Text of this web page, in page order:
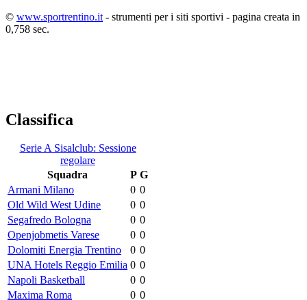
© www.sportrentino.it - strumenti per i siti sportivi - pagina creata in
0,758 sec.
Classifica
Serie A Sisalclub: Sessione
regolare
Squadra
P G
Armani Milano
0 0
Old Wild West Udine
0 0
Segafredo Bologna
0 0
Openjobmetis Varese
0 0
Dolomiti Energia Trentino
0 0
UNA Hotels Reggio Emilia 0 0
Napoli Basketball
0 0
Maxima Roma
0 0